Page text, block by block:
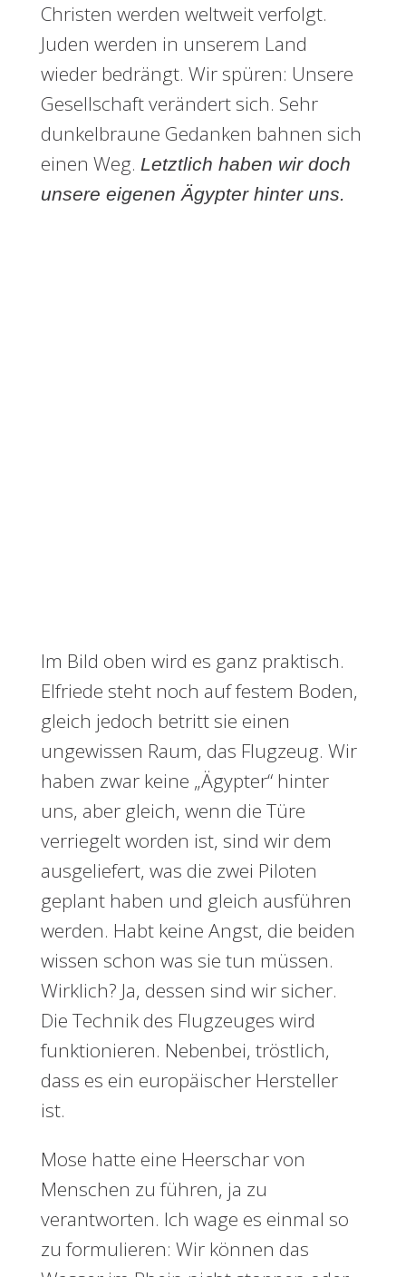
Christen werden weltweit verfolgt.
Juden werden in unserem Land
wieder bedrängt. Wir spüren: Unsere
Gesellschaft verändert sich. Sehr
dunkelbraune Gedanken bahnen sich
einen Weg. Letztlich haben wir doch
unsere eigenen Ägypter hinter uns.
Im Bild oben wird es ganz praktisch.
Elfriede steht noch auf festem Boden,
gleich jedoch betritt sie einen
ungewissen Raum, das Flugzeug. Wir
haben zwar keine „Ägypter“ hinter
uns, aber gleich, wenn die Türe
verriegelt worden ist, sind wir dem
ausgeliefert, was die zwei Piloten
geplant haben und gleich ausführen
werden. Habt keine Angst, die beiden
wissen schon was sie tun müssen.
Wirklich? Ja, dessen sind wir sicher.
Die Technik des Flugzeuges wird
funktionieren. Nebenbei, tröstlich,
dass es ein europäischer Hersteller
ist.
Mose hatte eine Heerschar von
Menschen zu führen, ja zu
verantworten. Ich wage es einmal so
zu formulieren: Wir können das